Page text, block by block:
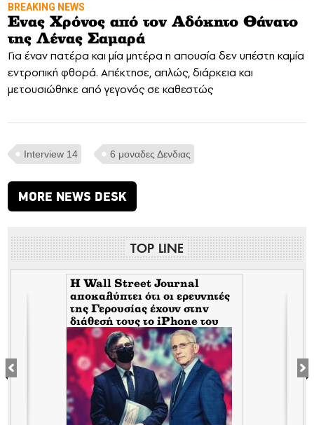
BREAKING NEWS
Eνας Χρόνος από τον Αδόκητο Θάνατο
της Λένας Σαμαρά
Για έναν πατέρα και μία μητέρα η απουσία δεν υπέστη καμία
εντροπική φθορά. Απέκτησε, απλώς, διάρκεια και
μετουσιώθηκε από γεγονός σε καθεστώς
Interview 14 6 μοναδες Δενδιας
MORE NEWS DESK
TOP LINE
H Wall Street Journal
αποκαλύπτει ότι οι ερευνητές
της Γερουσίας έχουν στην
διάθεσή τους το iPhone του
Tony Fauci από την περίοδο
της πανδημίας. Τι σημαίνει
αυτό για τον εμπλεκόμενο
Σωτήρη Τσιόδρα